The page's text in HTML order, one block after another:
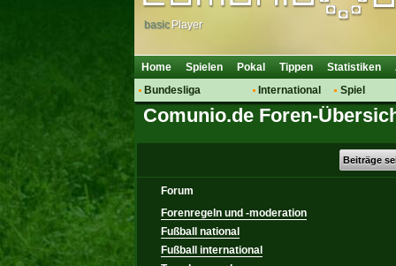
basic Player
Home Spielen Pokal Tippen Statistiken
Bundesliga
Hot News
Vereinsdiskussion
Vereinsfragen
International
Vereine
Spiel
Regeln &
Comunio.de Foren-
Beiträge
Forum
Forenregeln und -moderation
Fußball national
Fußball international